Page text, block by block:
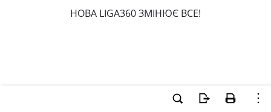
НОВА LIGA360 ЗМІНЮЄ ВСЕ!